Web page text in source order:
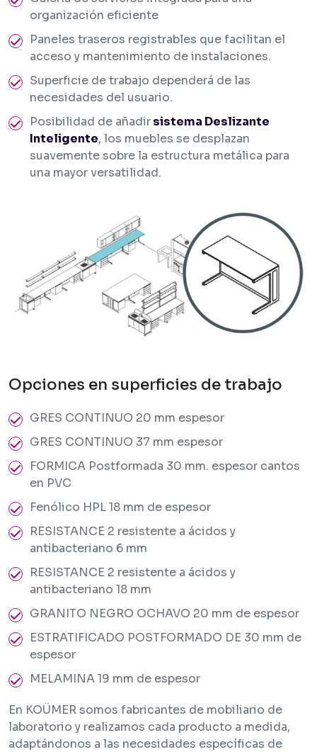
organización eficiente
Paneles traseros registrables que facilitan el
acceso y mantenimiento de instalaciones.
Superficie de trabajo dependerá de las
necesidades del usuario.
Posibilidad de añadirsistema Deslizante
Inteligente, los muebles se desplazan
suavemente sobre la estructura metálica para
una mayor versatilidad.
Opciones en superficies de trabajo
GRES CONTINUO 20 mm espesor
GRES CONTINUO 37 mm espesor
FORMICA Postformada 30 mm. espesor cantos
en PVC
Fenólico HPL 18 mm de espesor
RESISTANCE 2 resistente a ácidos y
antibacteriano 6 mm
RESISTANCE 2 resistente a ácidos y
antibacteriano 18 mm
GRANITO NEGRO OCHAVO 20 mm de espesor
ESTRATIFICADO POSTFORMADO DE 30 mm de
espesor
MELAMINA 19 mm de espesor
En KOÜMER somos fabricantes de mobiliario de
laboratorio y realizamos cada producto a medida,
adaptándonos a las necesidades específicas de